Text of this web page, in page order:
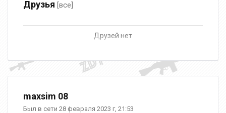
Друзья [все]
Друзей нет
maxsim 08
Был в сети 28 февраля 2023 г, 21:53